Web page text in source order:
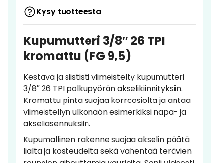
Kysy tuotteesta
Kupumutteri 3/8″ 26 TPI
kromattu (FG 9,5)
Kestävä ja siististi viimeistelty kupumutteri
3/8″ 26 TPI polkupyörän akselikiinnityksiin.
Kromattu pinta suojaa korroosiolta ja antaa
viimeistellyn ulkonäön esimerkiksi napa- ja
akseliasennuksiin.
Kupumallinen rakenne suojaa akselin päätä
lialta ja kosteudelta sekä vähentää terävien